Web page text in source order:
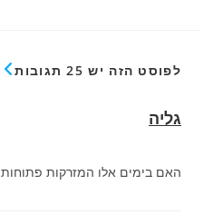
לפוסט הזה יש 25 תגובות
גליה
האם בימים אלו המזרקות פתוחות